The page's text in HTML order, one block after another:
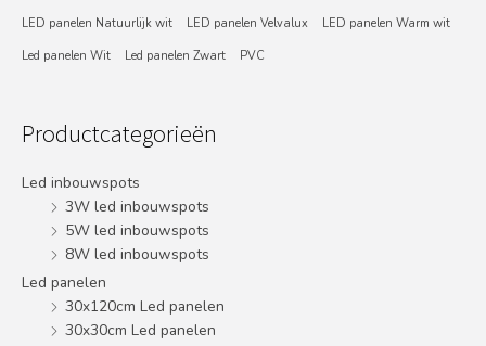
LED panelen Natuurlijk wit
LED panelen Velvalux
LED panelen Warm wit
Led panelen Wit
Led panelen Zwart PVC
Productcategorieën
Led inbouwspots
3W led inbouwspots
5W led inbouwspots
8W led inbouwspots
Led panelen
30x120cm Led panelen
30x30cm Led panelen